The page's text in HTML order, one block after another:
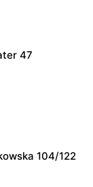
52
280
47
104/122